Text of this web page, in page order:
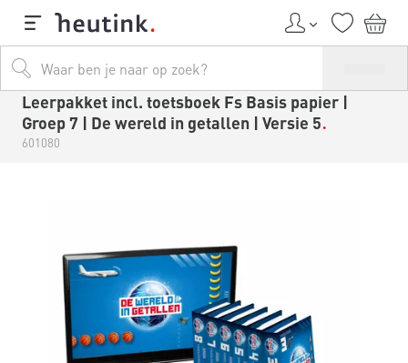
Leerpakket incl. toetsboek Fs Basis papier |
Groep 7 | De wereld in getallen | Versie 5
601080